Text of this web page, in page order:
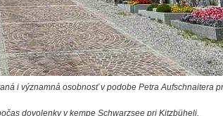
i významná osobnosť v podobe Petra Aufschnaitera